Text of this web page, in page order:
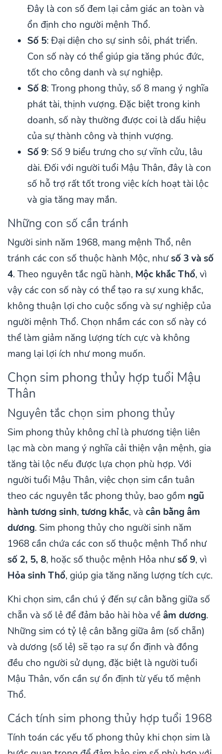
Đây là con số đem lại cảm giác an toàn và
ổn định cho người mệnh Thổ.
Số 5: Đại diện cho sự sinh sôi, phát triển.
Con số này có thể giúp gia tăng phúc đức,
tốt cho công danh và sự nghiệp.
Số 8: Trong phong thủy, số 8 mang ý nghĩa
phát tài, thịnh vượng. Đặc biệt trong kinh
doanh, số này thường được coi là dấu hiệu
của sự thành công và thịnh vượng.
Số 9: Số 9 biểu trưng cho sự vĩnh cửu, lâu
dài. Đối với người tuổi Mậu Thân, đây là con
số hỗ trợ rất tốt trong việc kích hoạt tài lộc
và gia tăng may mắn.
Những con số cần tránh
Người sinh năm 1968, mang mệnh Thổ, nên
tránh các con số thuộc hành Mộc, nhưsố 3 và số
4. Theo nguyên tắc ngũ hành, Mộc khắc Thổ, vì
vậy các con số này có thể tạo ra sự xung khắc,
không thuận lợi cho cuộc sống và sự nghiệp của
người mệnh Thổ. Chọn nhầm các con số này có
thể làm giảm năng lượng tích cực và không
mang lại lợi ích như mong muốn.
Chọn sim phong thủy hợp tuổi Mậu
Thân
Nguyên tắc chọn sim phong thủy
Sim phong thủy không chỉ là phương tiện liên
lạc mà còn mang ý nghĩa cải thiện vận mệnh, gia
tăng tài lộc nếu được lựa chọn phù hợp. Với
người tuổi Mậu Thân, việc chọn sim cần tuân
theo các nguyên tắc phong thủy, bao gồm ngũ
hành tương sinh,tương khắc, và cân bằng âm
dương. Sim phong thủy cho người sinh năm
1968 cần chứa các con số thuộc mệnh Thổ như
số 2, 5, 8, hoặc số thuộc mệnh Hỏa nhưsố 9, vì
Hỏa sinh Thổ, giúp gia tăng năng lượng tích cực.
Khi chọn sim, cần chú ý đến sự cân bằng giữa số
chẵn và số lẻ để đảm bảo hài hòa vềâm dương.
Những sim có tỷ lệ cân bằng giữa âm (số chẵn)
và dương (số lẻ) sẽ tạo ra sự ổn định và đồng
đều cho người sử dụng, đặc biệt là người tuổi
Mậu Thân, vốn cần sự ổn định từ yếu tố mệnh
Thổ.
Cách tính sim phong thủy hợp tuổi 1968
Tính toán các yếu tố phong thủy khi chọn sim là